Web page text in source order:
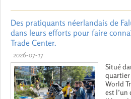
Des pratiquants néerlandais de
dans leurs efforts pour faire
Trade Center.
2026-07-17
Situé
quartier
World
est l’un